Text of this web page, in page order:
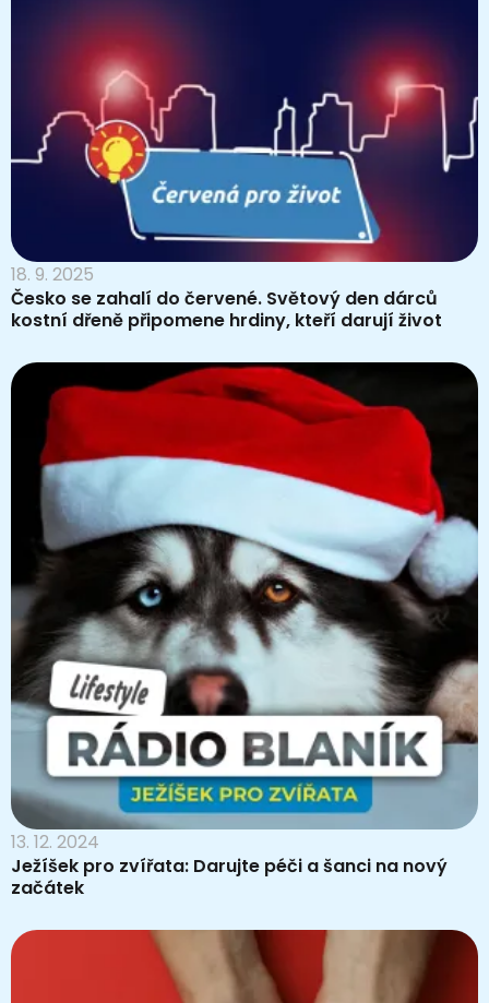
18. 9. 2025
Česko se zahalí do červené. Světový den dárců
kostní dřeně připomene hrdiny, kteří darují život
13. 12. 2024
Ježíšek pro zvířata: Darujte péči a šanci na nový
začátek